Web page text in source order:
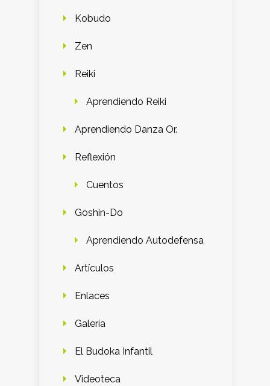
Kobudo
Zen
Reiki
Aprendiendo Reiki
Aprendiendo Danza Or.
Reflexión
Cuentos
Goshin-Do
Aprendiendo Autodefensa
Artículos
Enlaces
Galería
El Budoka Infantil
Videoteca